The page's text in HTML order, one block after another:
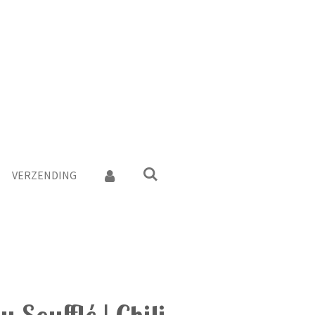
VERZENDING